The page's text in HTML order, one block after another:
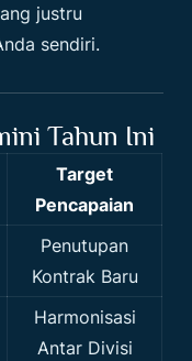
justru
sendiri.
Tahun Ini
Target
Pencapaian
Penutupan
Kontrak Baru
Harmonisasi
Antar Divisi